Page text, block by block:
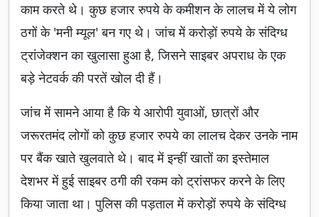
काम करते थे। कुछ हजार रुपये के कमीशन के लालच में ये लोग
ठगों के 'मनी म्यूल' बन गए थे। जांच में करोड़ों रुपये के संदिग्ध
ट्रांजेक्शन का खुलासा हुआ है, जिसने साइबर अपराध के एक
बड़े नेटवर्क की परतें खोल दी हैं।
जांच में सामने आया है कि ये आरोपी युवाओं, छात्रों और
जरूरतमंद लोगों को कुछ हजार रुपये का लालच देकर उनके नाम
पर बैंक खाते खुलवाते थे। बाद में इन्हीं खातों का इस्तेमाल
देशभर में हुई साइबर ठगी की रकम को ट्रांसफर करने के लिए
किया जाता था। पुलिस की पड़ताल में करोड़ों रुपये के संदिग्ध